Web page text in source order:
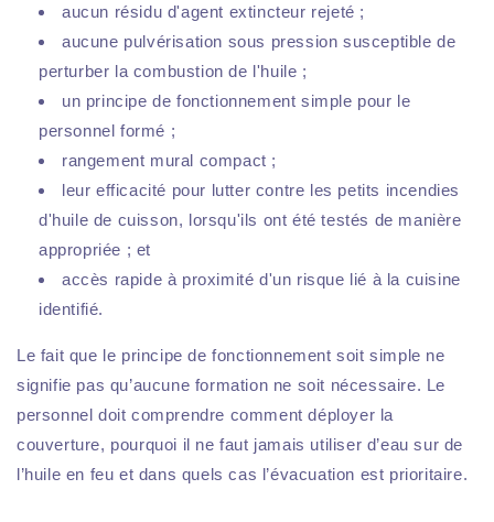
aucun résidu d'agent extincteur rejeté ;
aucune pulvérisation sous pression susceptible de
perturber la combustion de l'huile ;
un principe de fonctionnement simple pour le
personnel formé ;
rangement mural compact ;
leur efficacité pour lutter contre les petits incendies
d'huile de cuisson, lorsqu'ils ont été testés de manière
appropriée ; et
accès rapide à proximité d'un risque lié à la cuisine
identifié.
Le fait que le principe de fonctionnement soit simple ne
signifie pas qu’aucune formation ne soit nécessaire. Le
personnel doit comprendre comment déployer la
couverture, pourquoi il ne faut jamais utiliser d’eau sur de
l’huile en feu et dans quels cas l’évacuation est prioritaire.